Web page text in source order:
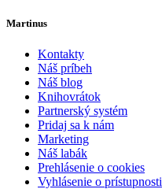
Martinus
Kontakty
Náš príbeh
Náš blog
Knihovrátok
Partnerský systém
Pridaj sa k nám
Marketing
Náš labák
Prehlásenie o cookies
Vyhlásenie o prístupnosti